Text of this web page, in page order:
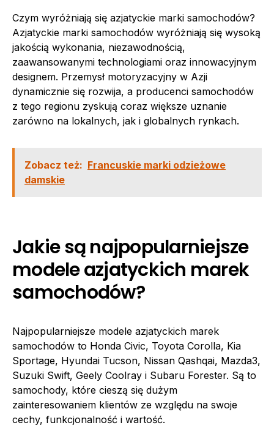
Czym wyróżniają się azjatyckie marki samochodów?
Azjatyckie marki samochodów wyróżniają się wysoką
jakością wykonania, niezawodnością,
zaawansowanymi technologiami oraz innowacyjnym
designem. Przemysł motoryzacyjny w Azji
dynamicznie się rozwija, a producenci samochodów
z tego regionu zyskują coraz większe uznanie
zarówno na lokalnych, jak i globalnych rynkach.
Zobacz też: Francuskie marki odzieżowe
damskie
Jakie są najpopularniejsze
modele azjatyckich marek
samochodów?
Najpopularniejsze modele azjatyckich marek
samochodów to Honda Civic, Toyota Corolla, Kia
Sportage, Hyundai Tucson, Nissan Qashqai, Mazda3,
Suzuki Swift, Geely Coolray i Subaru Forester. Są to
samochody, które cieszą się dużym
zainteresowaniem klientów ze względu na swoje
cechy, funkcjonalność i wartość.